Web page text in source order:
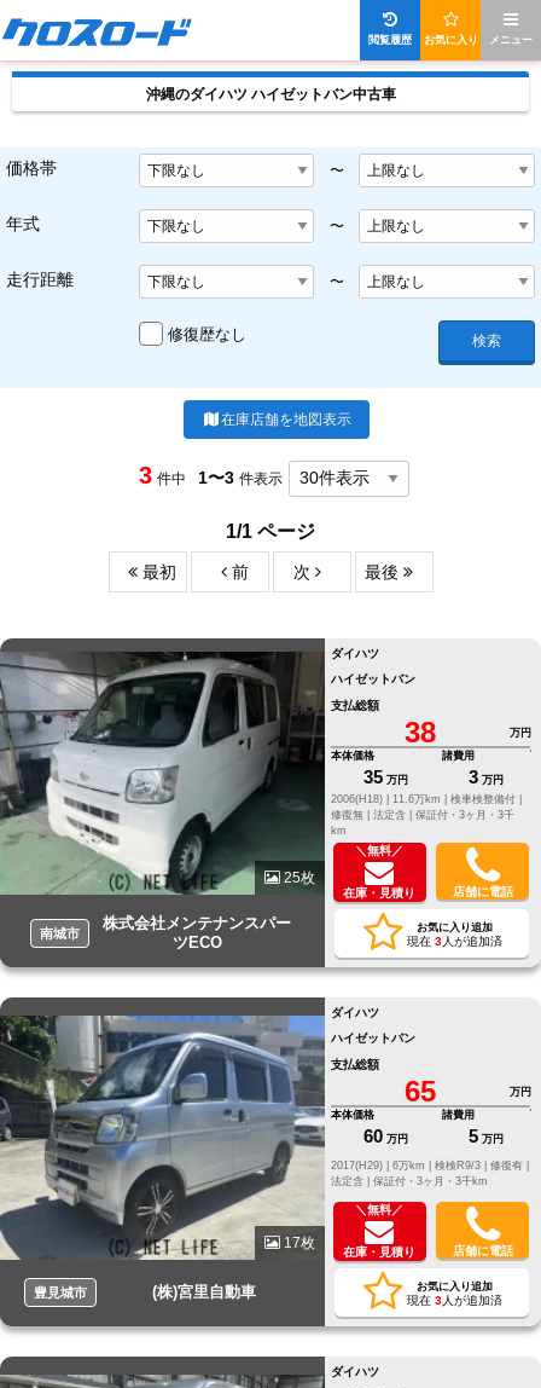
メニュー
お気に入り
閲覧履歴
沖縄のダイハツ ハイゼットバン中古車
価格帯 〜
年式 〜
走行距離 〜
修復歴なし 検索
在庫店舗を地図表示
3 件中 1〜3 件表示
1/1 ページ
最初 前 次 最後
25枚
南城市
株式会社メンテナンスパー
ツECO
ダイハツ
ハイゼットバン
支払総額
38
万円
本体価格
35 万円
諸費用
3 万円
2006(H18) |
11.6万km |
検車検整備付 |
修復無 | 法定含 | 保証付・3ヶ月・3千
km
＼無料／
在庫・見積り 店舗に電話
お気に入り追加
現在 3人が追加済
17枚
豊見城市 (株)宮里自動車
ダイハツ
ハイゼットバン
支払総額
65
万円
本体価格
60 万円
諸費用
5 万円
修復有 |
法定含 | 保証付・3ヶ月・3千km
＼無料／
在庫・見積り 店舗に電話
お気に入り追加
現在 3人が追加済
ダイハツ